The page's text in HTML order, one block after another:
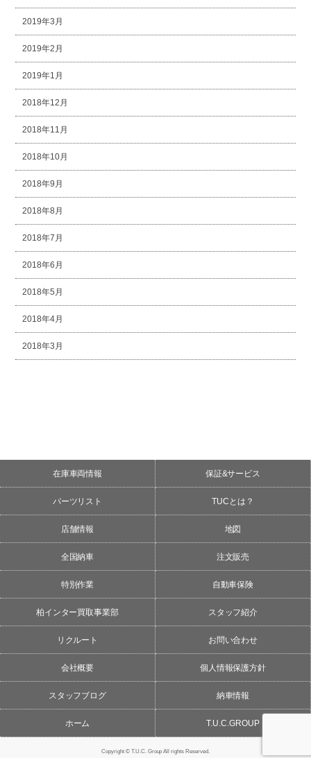
2019年3月
2019年2月
2019年1月
2018年12月
2018年11月
2018年10月
2018年9月
2018年8月
2018年7月
2018年6月
2018年5月
2018年4月
2018年3月
在庫車両情報 保証&サービス
パーツリスト TUCとは？
店舗情報 地図
全国納車 注文販売
特別作業 自動車保険
柏インター買取事業部 スタッフ紹介
リクルート お問い合わせ
会社概要 個人情報保護方針
スタッフブログ 納車情報
ホーム T.U.C.GROUP
Copyright © T.U.C. Group All rights Reserved.